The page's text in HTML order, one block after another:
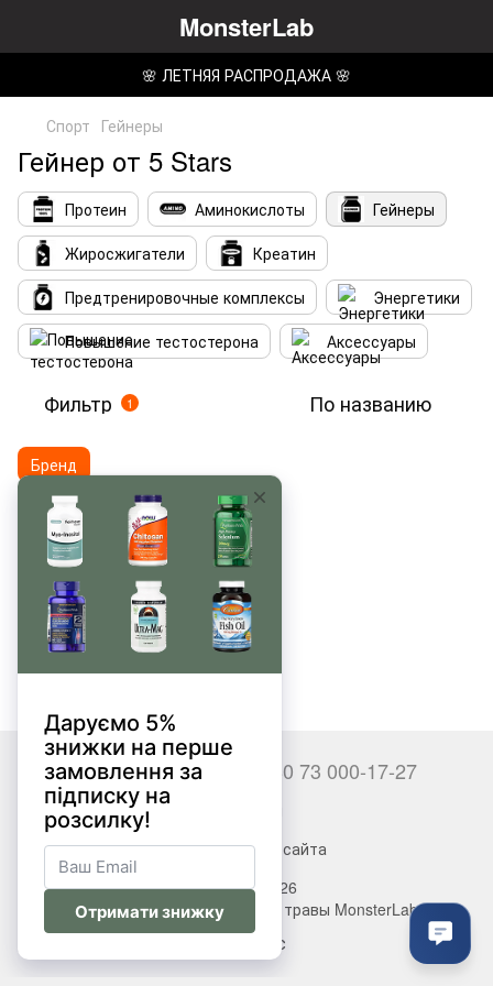
MonsterLab
🌸 ЛЕТНЯЯ РАСПРОДАЖА 🌸
Спорт Гейнеры
Гейнер от 5 Stars
Протеин Аминокислоты
Гейнеры
Жиросжигатели
Креатин
Предтренировочные комплексы
Энергетики
Повышение тестостерона
Аксессуары
Фильтр 1 По названию
Бренд
Нет товаров
+380 66 000-17-27 +380 73 000-17-27
Полная версия сайта
© 2017—2026
Витамины, БАДы, добавки, травы MonsterLab
Рус